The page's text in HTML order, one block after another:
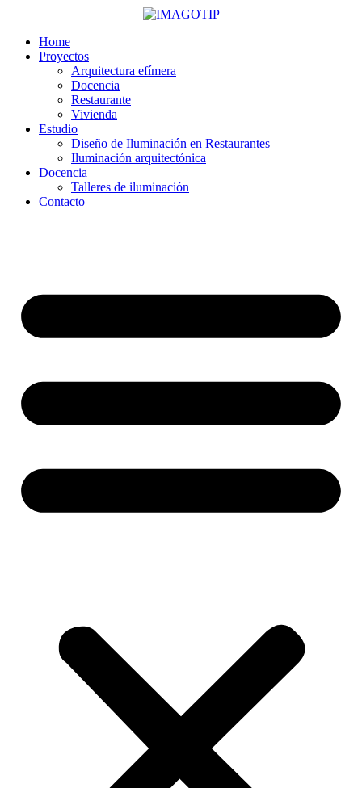
contenidoHome
Proyectos
Arquitectura efímera
Docencia
Restaurante
Vivienda
Estudio
Diseño de Iluminación en Restaurantes
Iluminación arquitectónica
Docencia
Talleres de iluminación
Contacto